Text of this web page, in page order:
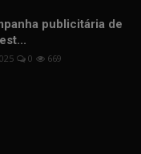
publicitária de
0 669